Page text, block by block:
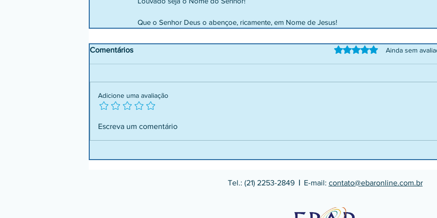
Que o Senhor Deus o abençoe, ricamente, em Nome de Jesus!
Comentários Avaliado com 0 de 5 estrelas.
Ainda sem
Adicione uma avaliação
Escreva um comentário
Tel.: (21) 2253-2849 |E-mail: contato@ebaronline.com.br